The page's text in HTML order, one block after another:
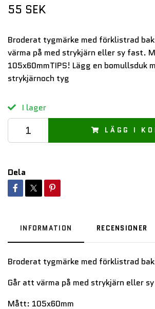
55 SEK
Broderat tygmärke med förklistrad
värma på med strykjärn eller sy fast.
105x60mmTIPS! Lägg en bomullsduk
strykjärnoch tyg
I lager
LÄGG I
Dela
INFORMATION RECENSIONER
Broderat tygmärke med förklistrad
Går att värma på med strykjärn eller
Mått: 105x60mm